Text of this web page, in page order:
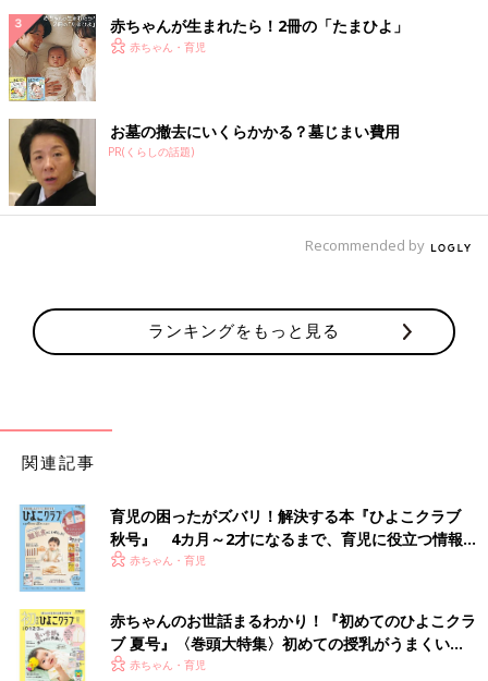
赤ちゃんが生まれたら！2冊の「たまひよ」
赤ちゃん・育児
お墓の撤去にいくらかかる？墓じまい費用
PR(くらしの話題)
Recommended by
ランキングをもっと見る
関連記事
育児の困ったがズバリ！解決する本『ひよこクラブ
秋号』 4カ月～2才になるまで、育児に役立つ情報が
いっぱい！
赤ちゃん・育児
赤ちゃんのお世話まるわかり！『初めてのひよこクラ
ブ 夏号』〈巻頭大特集〉初めての授乳がうまくい
く！ おっぱい・ミルクの基本と夏のトラブル 解決テ
赤ちゃん・育児